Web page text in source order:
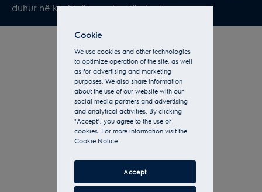
duhur në kuzhinën ose banjën tuaj.
Cookie
We use cookies and other technologies
to optimize operation of the site, as well
as for advertising and marketing
purposes. We also share information
about the use of our website with our
social media partners and advertising
and analytical activities. By clicking
"Accept", you agree to the use of
cookies. For more information visit the
Cookie Notice.
Accept